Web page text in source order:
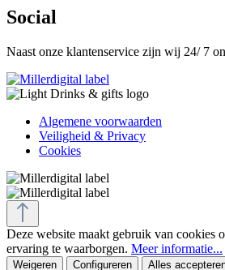
Social
Naast onze klantenservice zijn wij 24/ 7
Algemene voorwaarden
Veiligheid & Privacy
Cookies
Deze website maakt gebruik van cookies
ervaring te waarborgen. Meer informatie...
Weigeren Configureren Alles